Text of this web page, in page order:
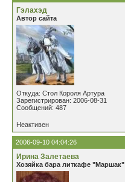
Гэлахэд
Автор сайта
Откуда: Стол Короля Артура
Зарегистрирован: 2006-08-31
Сообщений: 487
Неактивен
2006-09-10 04:04:26
Ирина Залетаева
Хозяйка бара литкафе "Маршак"